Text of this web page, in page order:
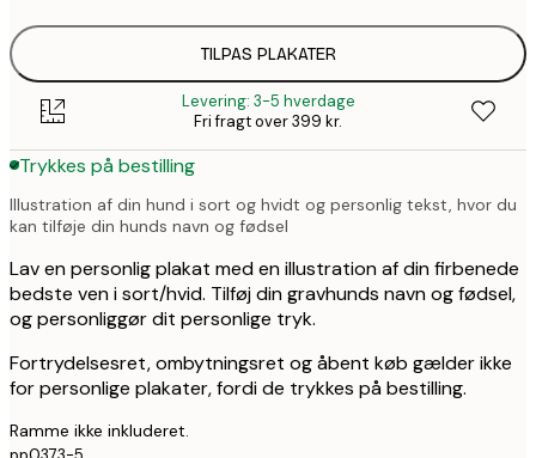
TILPAS PLAKATER
Levering: 3-5 hverdage
Fri fragt over 399 kr.
Trykkes på bestilling
Illustration af din hund i sort og hvidt og personlig tekst, hvor du
kan tilføje din hunds navn og fødsel
Lav en personlig plakat med en illustration af din firbenede
bedste ven i sort/hvid. Tilføj din gravhunds navn og fødsel,
og personliggør dit personlige tryk.
Fortrydelsesret, ombytningsret og åbent køb gælder ikke
for personlige plakater, fordi de trykkes på bestilling.
Ramme ikke inkluderet.